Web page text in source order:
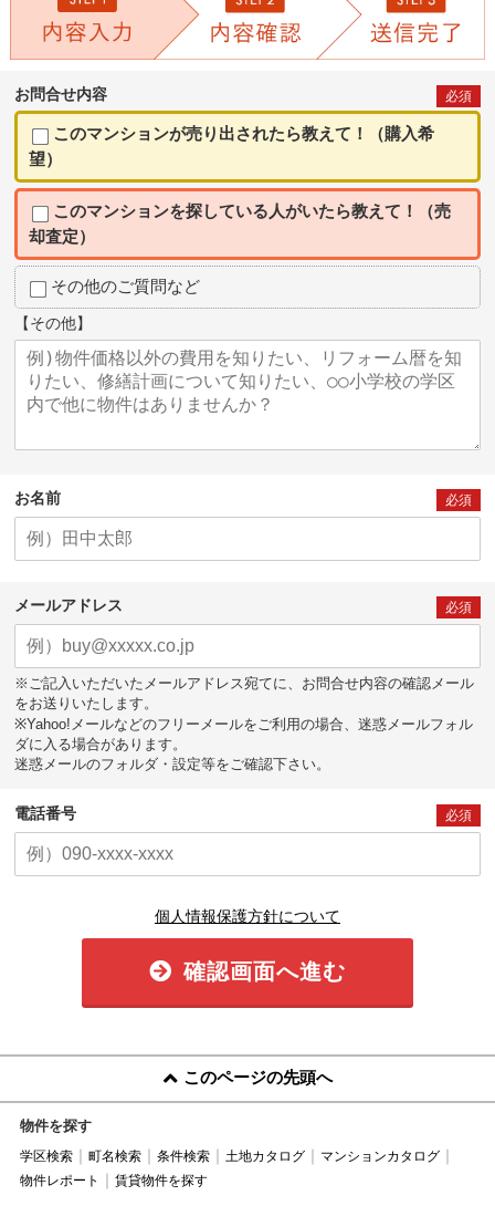
お問合せ内容 必須
このマンションが売り出されたら教えて！（購入希
望）
このマンションを探している人がいたら教えて！（売
却査定）
その他のご質問など
【その他】
お名前 必須
メールアドレス 必須
※ご記入いただいたメールアドレス宛てに、お問合せ内容の確認メール
をお送りいたします。
※Yahoo!メールなどのフリーメールをご利用の場合、迷惑メールフォル
ダに入る場合があります。
迷惑メールのフォルダ・設定等をご確認下さい。
電話番号 必須
個人情報保護方針について
確認画面へ進む
このページの先頭へ
物件を探す
学区検索 町名検索 条件検索 土地カタログ
マンションカタログ
物件レポート
賃貸物件を探す